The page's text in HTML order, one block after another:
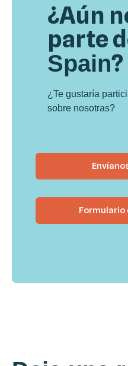
¿Aún
parte
Spain?
¿Te gustaría
sobre nosotras?
Formulario